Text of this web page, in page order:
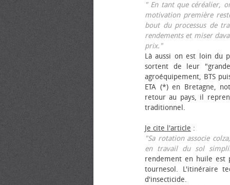
" En tant que céréalier,
motivation première
bout du processus de
rendements et miser
prix."
Là aussi on est loin du
sortent de leur
agroéquipement, BTS
ETA (*) en Bretagne,
retour au pays, il
traditionnel.
Je cite l'article :
"Sa rotation associe
en travail du sol
rendement en huile est
tournesol. L'itinéraire
d'insecticide.